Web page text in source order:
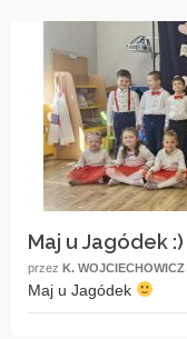
Maj u Jagódek :)
przez K. WOJCIECHOWICZ
Maj u Jagódek